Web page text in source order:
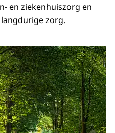
en ziekenhuiszorg en
zorg.